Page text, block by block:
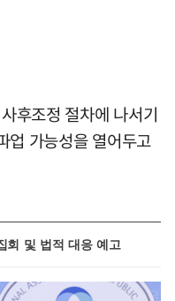
후조정 절차에 나서기
업 가능성을 열어두고
회 및 법적 대응 예고